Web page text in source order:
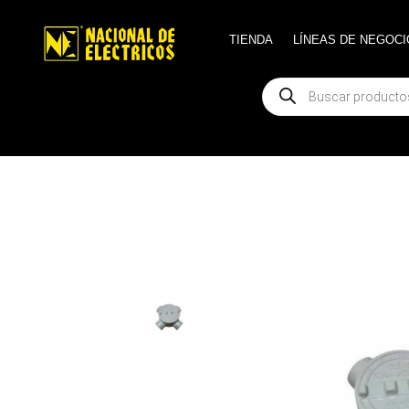
TIENDA LÍNEAS DE
Búsqueda
de
productos
TIENDA LÍNEAS DE
Búsqueda
de
productos